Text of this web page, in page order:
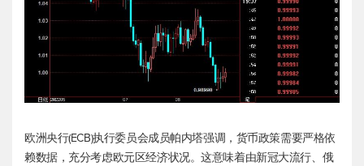
欧洲央行(ECB)执行委员会成员帕内塔强调，货币政策需要严格依
赖数据，充分考虑欧元区经济状况。这意味着由新冠大流行、俄